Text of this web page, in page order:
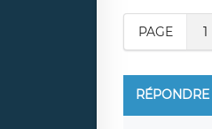
PAGE 1
RÉPONDRE